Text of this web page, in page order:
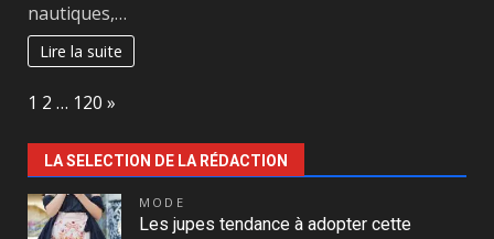
nautiques,…
Lire la suite
Page:
1 2 … 120 Next
»
LA SELECTION DE LA RÉDACTION
MODE
Les jupes tendance à adopter cette